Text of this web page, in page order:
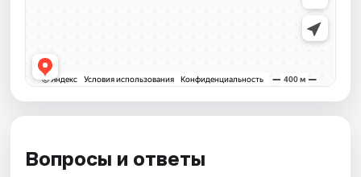
Вопросы и ответы